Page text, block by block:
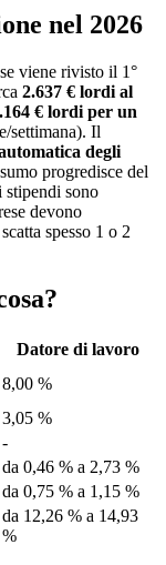
nel 2026
viene rivisto il 1°
2.637 € lordi al
€ lordi per un
settimana). Il
degli
progredisce del
stipendi sono
devono
spesso 1 o 2
Datore di lavoro
8,00 %
3,05 %
-
da 0,46 % a 2,73 %
da 0,75 % a 1,15 %
da 12,26 % a 14,93
%